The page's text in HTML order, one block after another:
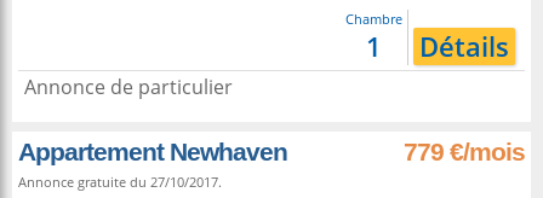
Chambre
1 Détails
Annonce de particulier
Appartement Newhaven 779 €/mois
Annonce gratuite du 27/10/2017.